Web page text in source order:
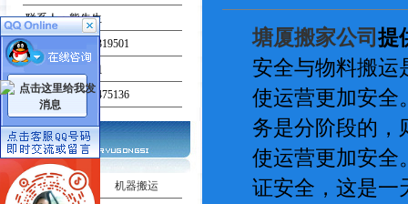
联系人：熊先生
手 机：13238319501
联系人：田小姐
手 机：13537475136
工厂搬迁
机器搬运
塘厦搬家公司提
安全与物料搬运
使运营更加安全
务是分阶段的，
使运营更加安全
证安全，这是一